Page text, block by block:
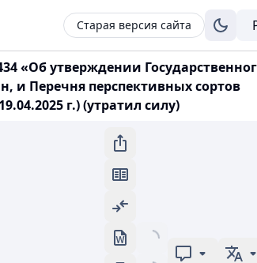
Старая версия сайта
«Об утверждении
и Перечня перспективных сортов
г.) (утратил силу)